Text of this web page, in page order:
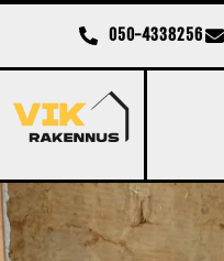
050-4338256